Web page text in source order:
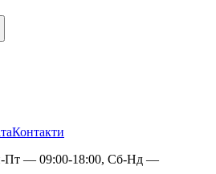
Контакти
Пт — 09:00-18:00, Сб-Нд —